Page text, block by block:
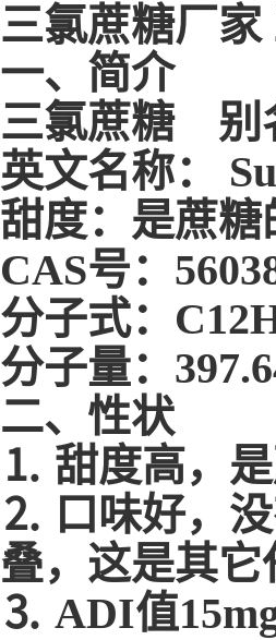
三氯蔗糖厂家
一、简介
三氯蔗糖 别
英文名称：
甜度：是蔗糖
CAS号：
分子式：
分子量：
二、性状
⒈ 甜度高，是
⒉ 口味好，
叠，这是其
⒊ ADI值